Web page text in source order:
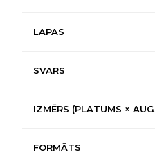
LAPAS
SVARS
IZMĒRS (PLATUMS ×
FORMĀTS